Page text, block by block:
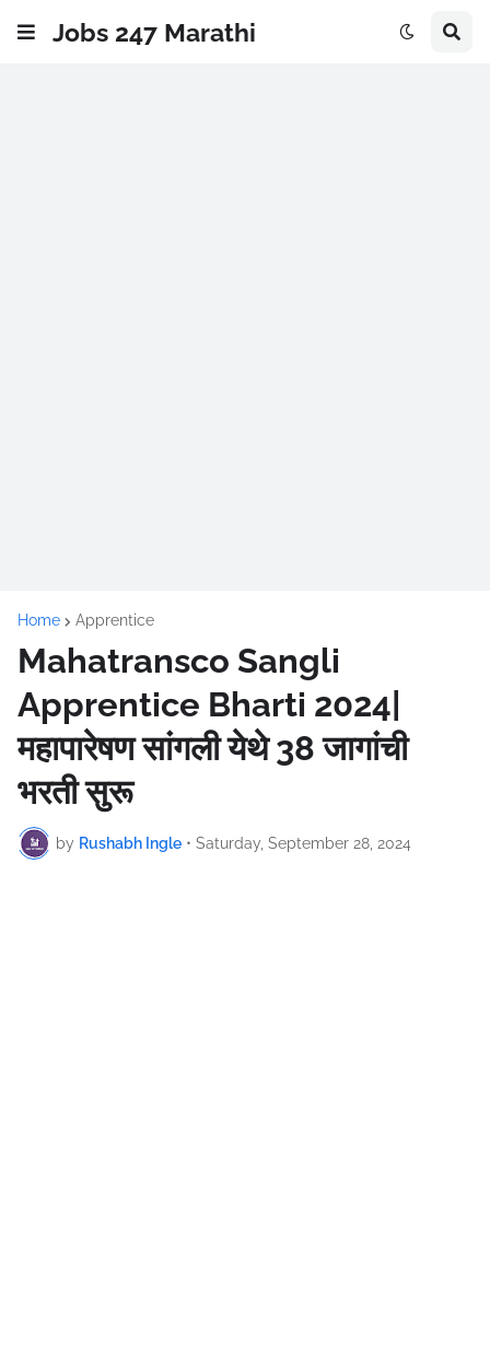
Jobs 247 Marathi
Home Apprentice
Mahatransco Sangli
Apprentice Bharti 2024|
महापारेषण सांगली येथे 38 जागांची
भरती सुरू
by Rushabh Ingle • Saturday, September 28, 2024